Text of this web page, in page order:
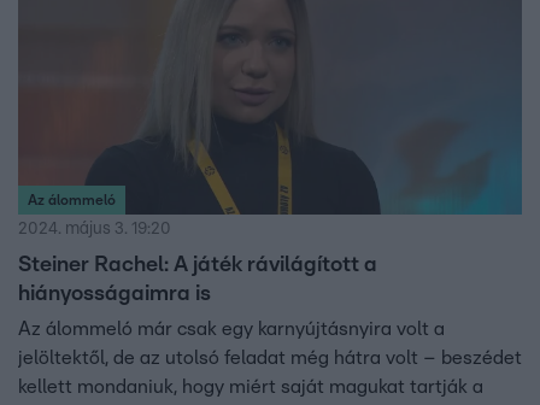
Az álommeló
2024. május 3. 19:20
Steiner Rachel: A játék rávilágított a
hiányosságaimra is
Az álommeló már csak egy karnyújtásnyira volt a
jelöltektől, de az utolsó feladat még hátra volt – beszédet
kellett mondaniuk, hogy miért saját magukat tartják a